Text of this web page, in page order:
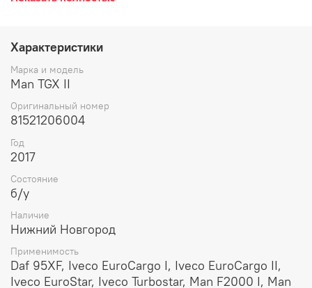
Характеристики
Марка и модель
Man TGX II
Оригинальный номер
81521206004
Год
2017
Состояние
б/у
Наличие
Нижний Новгород
Применимость
Daf 95XF, Iveco EuroCargo I, Iveco EuroCargo II,
Iveco EuroStar, Iveco Turbostar, Man F2000 I, Man